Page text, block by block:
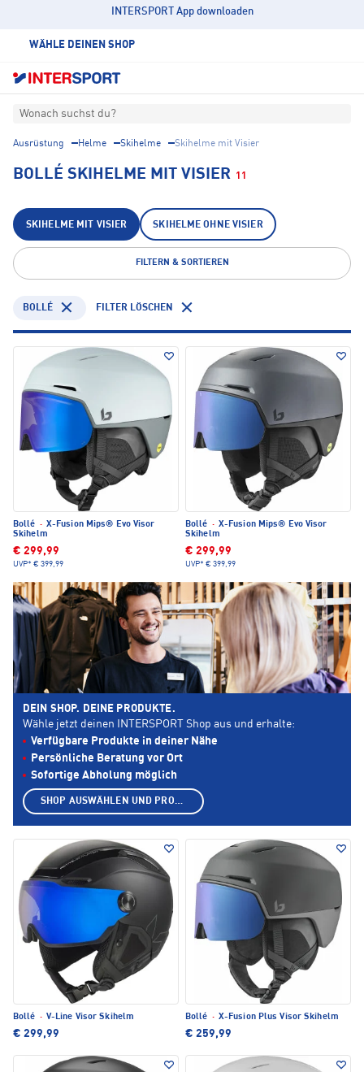
INTERSPORT App downloaden
WÄHLE DEINEN SHOP
Wonach suchst du?
Ausrüstung Helme Skihelme Skihelme mit Visier
BOLLÉ SKIHELME MIT VISIER 11
SKIHELME MIT VISIER SKIHELME OHNE VISIER
FILTERN & SORTIEREN
BOLLÉ FILTER LÖSCHEN
Bollé · X-Fusion Mips® Evo Visor
Skihelm
€ 299,99
UVP* € 399,99
Bollé · X-Fusion Mips® Evo Visor
Skihelm
€ 299,99
UVP* € 399,99
Bollé · V-Line Visor Skihelm
€ 299,99
Bollé · X-Fusion Plus Visor Skihelm
€ 259,99
DEIN SHOP. DEINE PRODUKTE.
Wähle jetzt deinen INTERSPORT Shop aus und erhalte:
Verfügbare Produkte in deiner Nähe
Persönliche Beratung vor Ort
Sofortige Abholung möglich
SHOP AUSWÄHLEN UND PRODUKTE ANZEIGEN